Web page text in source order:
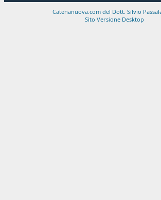
Catenanuova.com del Dott. Silvio
Sito Versione Desktop